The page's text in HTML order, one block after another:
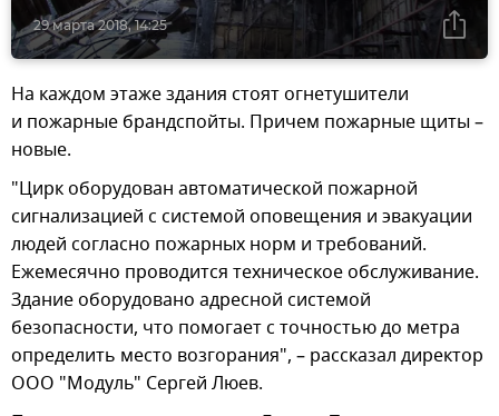
29 марта 2018, 14:25
На каждом этаже здания стоят огнетушители
и пожарные брандспойты. Причем пожарные щиты –
новые.
"Цирк оборудован автоматической пожарной
сигнализацией с системой оповещения и эвакуации
людей согласно пожарных норм и требований.
Ежемесячно проводится техническое обслуживание.
Здание оборудовано адресной системой
безопасности, что помогает с точностью до метра
определить место возгорания", – рассказал директор
ООО "Модуль" Сергей Люев.